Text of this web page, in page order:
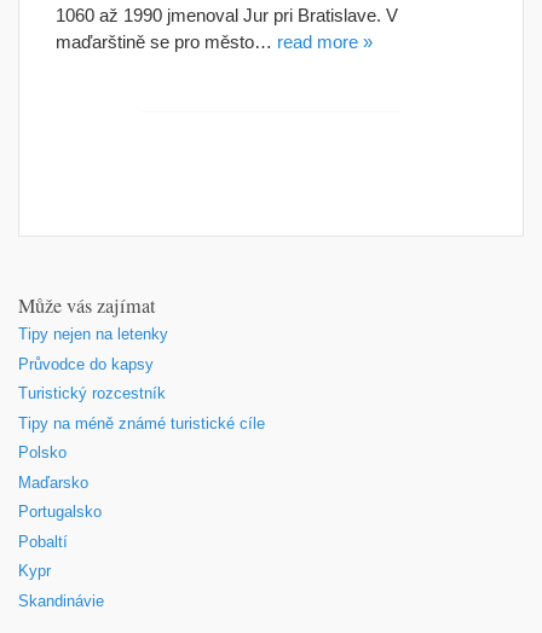
1060 až 1990 jmenoval Jur pri Bratislave. V
maďarštině se pro město… read more »
Může vás zajímat
Tipy nejen na letenky
Průvodce do kapsy
Turistický rozcestník
Tipy na méně známé turistické cíle
Polsko
Maďarsko
Portugalsko
Pobaltí
Kypr
Skandinávie